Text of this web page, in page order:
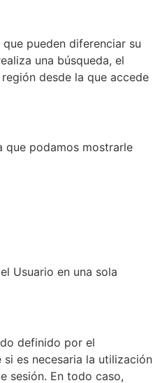
pueden diferenciar su
una búsqueda, el
desde la que accede
que podamos mostrarle
Usuario en una sola
definido por el
es necesaria la utilización
sesión. En todo caso,